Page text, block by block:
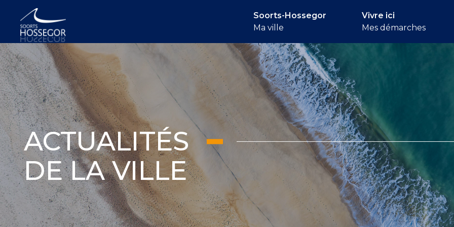
Soorts-Hossegor
Ma ville
Vivre ici
Mes démarches
ACTUALITÉS
DE LA VILLE